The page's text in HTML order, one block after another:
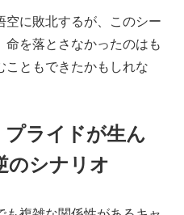
に敗北するが、このシー
命を落とさなかったのはも
こともできたかもしれな
ライドが生ん
のシナリオ